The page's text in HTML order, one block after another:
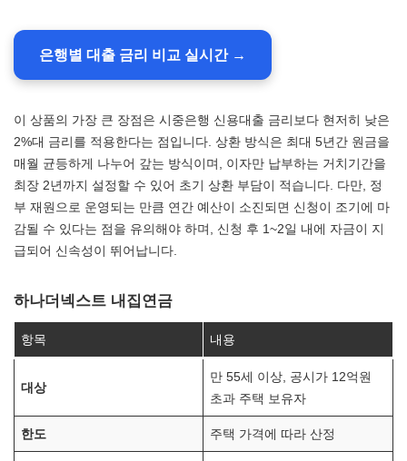
은행별 대출 금리 비교 실시간 →
이 상품의 가장 큰 장점은 시중은행 신용대출 금리보다 현저히 낮은
2%대 금리를 적용한다는 점입니다. 상환 방식은 최대 5년간 원금을
매월 균등하게 나누어 갚는 방식이며, 이자만 납부하는 거치기간을
최장 2년까지 설정할 수 있어 초기 상환 부담이 적습니다. 다만, 정
부 재원으로 운영되는 만큼 연간 예산이 소진되면 신청이 조기에 마
감될 수 있다는 점을 유의해야 하며, 신청 후 1~2일 내에 자금이 지
급되어 신속성이 뛰어납니다.
하나더넥스트 내집연금
항목 내용
대상
만 55세 이상, 공시가 12억원
초과 주택 보유자
한도 주택 가격에 따라 산정